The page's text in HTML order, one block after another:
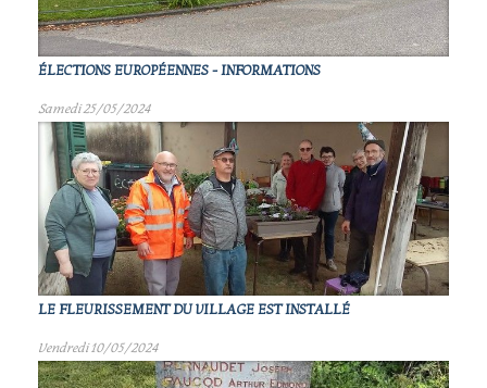
ÉLECTIONS EUROPÉENNES - INFORMATIONS
Samedi 25/05/2024
LE FLEURISSEMENT DU VILLAGE EST INSTALLÉ
Vendredi 10/05/2024